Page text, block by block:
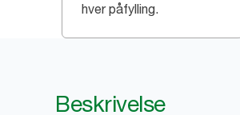
hver påfylling.
Beskrivelse